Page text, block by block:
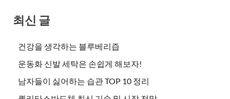
최신 글
건강을 생각하는 블루베리즙
운동화 신발 세탁은 손쉽게 해보자!
남자들이 싫어하는 습관 TOP 10 정리